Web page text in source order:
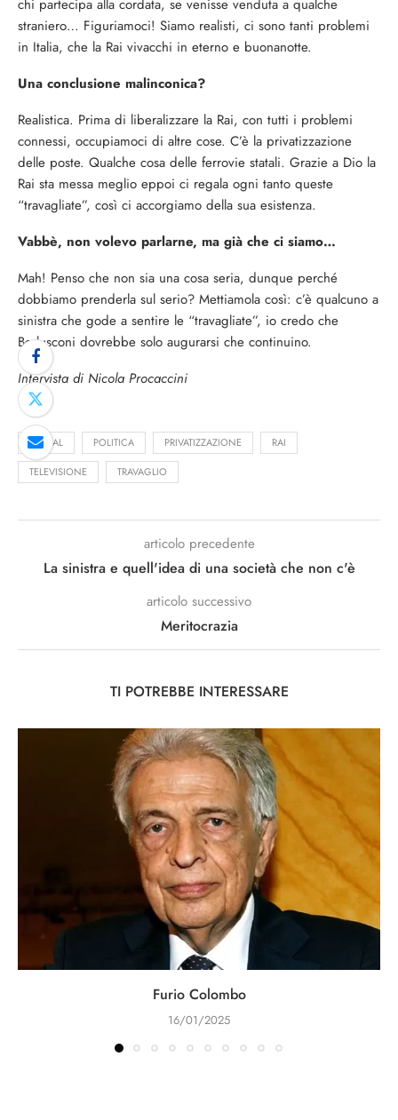
chi partecipa alla cordata, se venisse venduta a qualche
straniero… Figuriamoci! Siamo realisti, ci sono tanti problemi
in Italia, che la Rai vivacchi in eterno e buonanotte.
Una conclusione malinconica?
Realistica. Prima di liberalizzare la Rai, con tutti i problemi
connessi, occupiamoci di altre cose. C’è la privatizzazione
delle poste. Qualche cosa delle ferrovie statali. Grazie a Dio la
Rai sta messa meglio eppoi ci regala ogni tanto queste
“travagliate”, così ci accorgiamo della sua esistenza.
Vabbè, non volevo parlarne, ma già che ci siamo…
Mah! Penso che non sia una cosa seria, dunque perché
dobbiamo prenderla sul serio? Mettiamola così: c’è qualcuno a
sinistra che gode a sentire le “travagliate”, io credo che
Berlusconi dovrebbe solo augurarsi che continuino.
Intervista di Nicola Procaccini
LIBERAL POLITICA PRIVATIZZAZIONE RAI
TELEVISIONE TRAVAGLIO
articolo precedente
La sinistra e quell'idea di una società che non c'è
articolo successivo
Meritocrazia
TI POTREBBE INTERESSARE
Furio Colombo
16/01/2025